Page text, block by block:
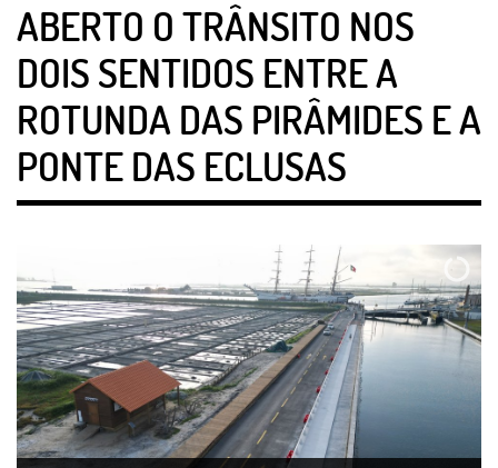
ABERTO O TRÂNSITO NOS
DOIS SENTIDOS ENTRE A
ROTUNDA DAS PIRÂMIDES E A
PONTE DAS ECLUSAS